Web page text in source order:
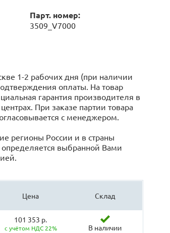
Парт. номер:
3509_V7000
1-2 рабочих дня (при наличии
оплаты. На товар
гарантия производителя в
При заказе партии товара
с менеджером.
регионы России и в страны
выбранной Вами
Цена Склад
101 353 р.
с учётом НДС 22% В наличии